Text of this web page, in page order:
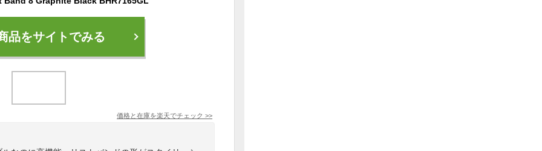
品をサイトでみる
価格と在庫を楽天でチェック >>